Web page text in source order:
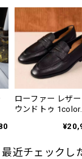
ローファー レザー
ウンドトゥ 1color
最近チェックし